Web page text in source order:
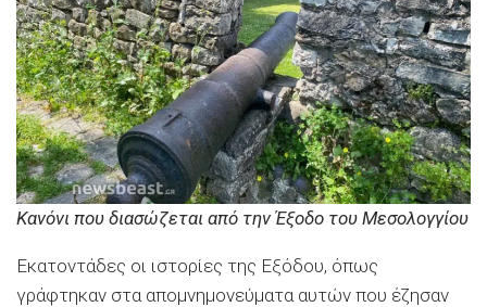
Κανόνι που διασώζεται από την Έξοδο του Μεσολογγίου
Εκατοντάδες οι ιστορίες της Εξόδου, όπως
γράφτηκαν στα απομνημονεύματα αυτών που έζησαν